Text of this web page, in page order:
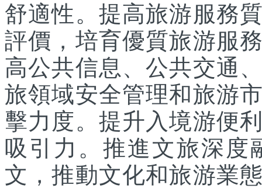
舒適性。提高旅游服務
評價，培育優質旅游服
高公共信息、公共交通
旅領域安全管理和旅游
擊力度。提升入境游便
吸引力。推進文旅深度
文，推動文化和旅游業